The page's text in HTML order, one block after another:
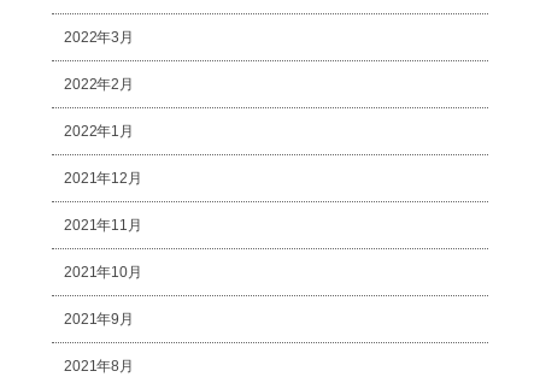
2022年3月
2022年2月
2022年1月
2021年12月
2021年11月
2021年10月
2021年9月
2021年8月